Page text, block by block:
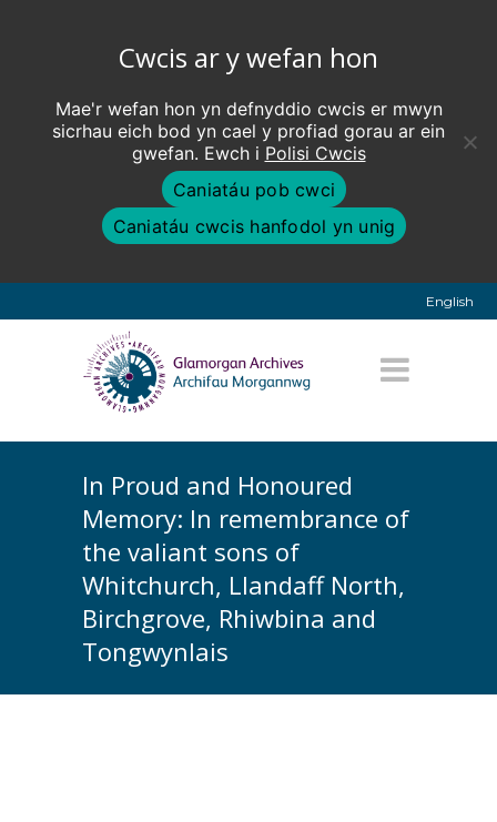
Cwcis ar y wefan hon
Mae'r wefan hon yn defnyddio cwcis er mwyn
sicrhau eich bod yn cael y profiad gorau ar ein
gwefan. Ewch i Polisi Cwcis
Caniatáu pob cwci
Caniatáu cwcis hanfodol yn unig
English
In Proud and Honoured
Memory: In remembrance of
the valiant sons of
Whitchurch, Llandaff North,
Birchgrove, Rhiwbina and
Tongwynlais